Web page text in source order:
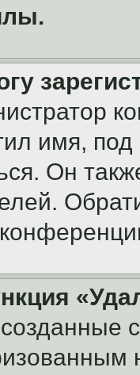
имя,
Он